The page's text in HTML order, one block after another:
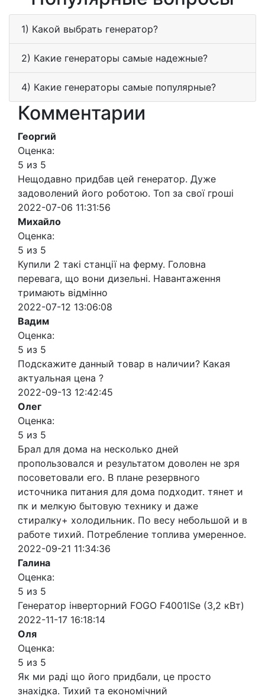
1) Какой выбрать генератор?
2) Какие генераторы самые надежные?
4) Какие генераторы самые популярные?
Комментарии
Георгий
Оценка:
5 из 5
Нещодавно придбав цей генератор. Дуже
задоволений його роботою. Топ за свої гроші
2022-07-06 11:31:56
Михайло
Оценка:
5 из 5
Купили 2 такі станції на ферму. Головна
перевага, що вони дизельні. Навантаження
тримають відмінно
2022-07-12 13:06:08
Вадим
Оценка:
5 из 5
Подскажите данный товар в наличии? Какая
актуальная цена ?
2022-09-13 12:42:45
Олег
Оценка:
5 из 5
Брал для дома на несколько дней
пропользовался и результатом доволен не зря
посоветовали его. В плане резервного
источника питания для дома подходит. тянет и
пк и мелкую бытовую технику и даже
стиралку+ холодильник. По весу небольшой и в
работе тихий. Потребление топлива умеренное.
2022-09-21 11:34:36
Галина
Оценка:
5 из 5
Генератор інверторний FOGO F4001ISe (3,2 кВт)
2022-11-17 16:18:14
Оля
Оценка:
5 из 5
Як ми раді що його придбали, це просто
знахідка. Тихий та економічний